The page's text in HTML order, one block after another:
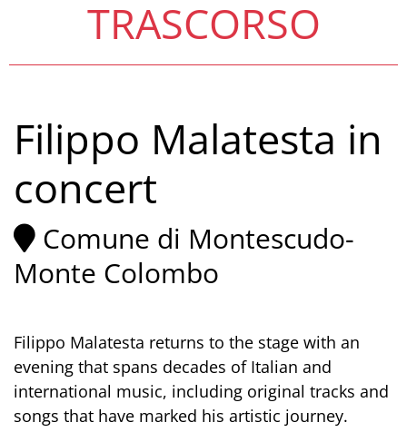
TRASCORSO
Filippo Malatesta in
concert
Comune di Montescudo-
Monte Colombo
Filippo Malatesta returns to the stage with an
evening that spans decades of Italian and
international music, including original tracks and
songs that have marked his artistic journey.